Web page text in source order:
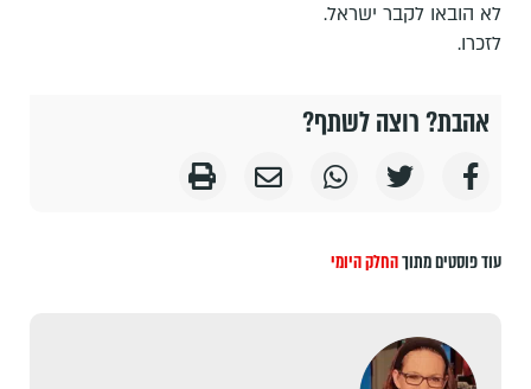
לא הובאו לקבר ישראל.
לזכרו.
אהבת? רוצה לשתף?
עוד פוסטים מתוךהחלק היומי